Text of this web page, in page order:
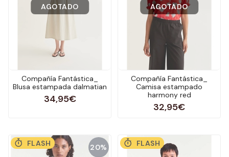
AGOTADO
Compañía Fantástica_
Blusa estampada dalmatian
34,95€
AGOTADO
Compañía Fantástica_
Camisa estampado
harmony red
32,95€
20%
FLASH FLASH